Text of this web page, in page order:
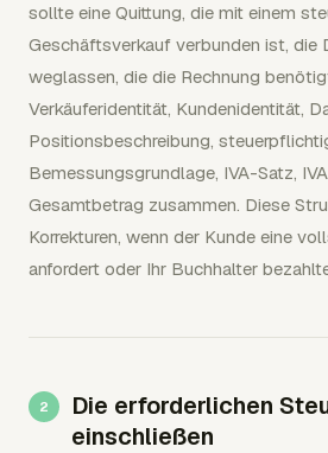
sollte eine Quittung, die mit einem
Geschäftsverkauf verbunden ist, die
weglassen, die die Rechnung
Verkäuferidentität, Kundenidentität,
Positionsbeschreibung,
Bemessungsgrundlage, IVA-Satz,
Gesamtbetrag zusammen. Diese
Korrekturen, wenn der Kunde eine
anfordert oder Ihr Buchhalter
Die erforderlichen
einschließen